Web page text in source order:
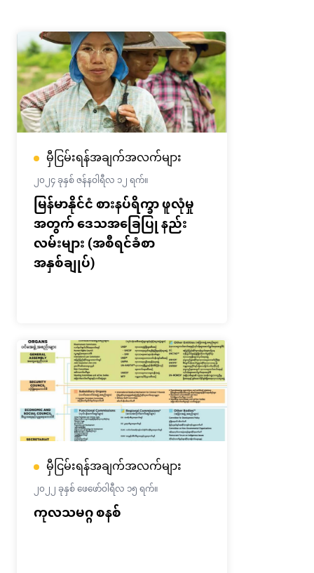
မှီငြမ်းရန်အချက်အလက်များ
၂၀၂၄ ခုနှစ် ဇန်နဝါရီလ ၁၂ ရက်။
မြန်မာနိုင်ငံ စားနပ်ရိက္ခာ ဖူလုံမှု
အတွက် ဒေသအခြေပြု နည်း
လမ်းများ (အစီရင်ခံစာ
အနှစ်ချုပ်)
မှီငြမ်းရန်အချက်အလက်များ
၂၀၂၂ ခုနှစ် ဖေဖော်ဝါရီလ ၁၅ ရက်။
ကုလသမဂ္ဂ စနစ်